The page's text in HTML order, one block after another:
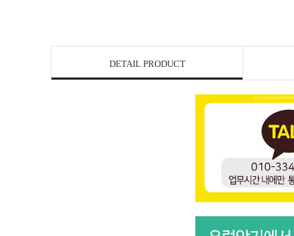
DETAIL PRODUCT